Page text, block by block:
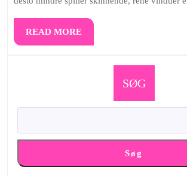
READ MOREREAD
MORE
SØG
Søg